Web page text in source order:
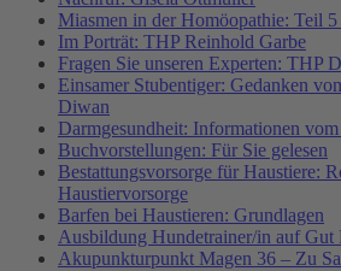
Miasmen in der Homöopathie: Teil
Im Porträt: THP Reinhold Garbe
Fragen Sie unseren Experten: THP
Einsamer Stubentiger: Gedanken
Diwan
Darmgesundheit: Informationen
Buchvorstellungen: Für Sie gelesen
Bestattungsvorsorge für Haustiere:
Haustiervorsorge
Barfen bei Haustieren: Grundlagen
Ausbildung Hundetrainer/in auf Gut
Akupunkturpunkt Magen 36 – Zu